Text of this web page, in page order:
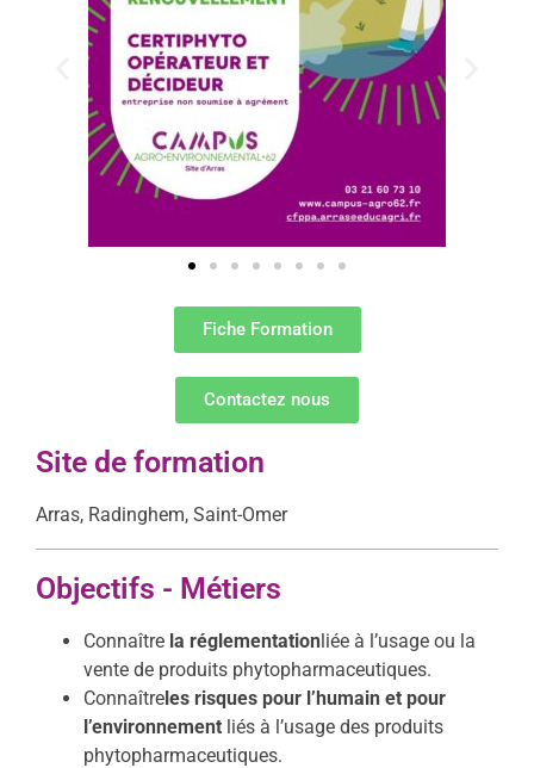
Fiche Formation
Contactez nous
Site de formation
Arras, Radinghem, Saint-Omer
Objectifs - Métiers
Connaître la réglementationliée à l’usage ou la
vente de produits phytopharmaceutiques.
Connaîtreles risques pour l’humain et pour
l’environnement liés à l’usage des produits
phytopharmaceutiques.